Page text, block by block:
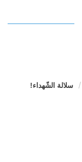
/ سلالة الشّهداء!